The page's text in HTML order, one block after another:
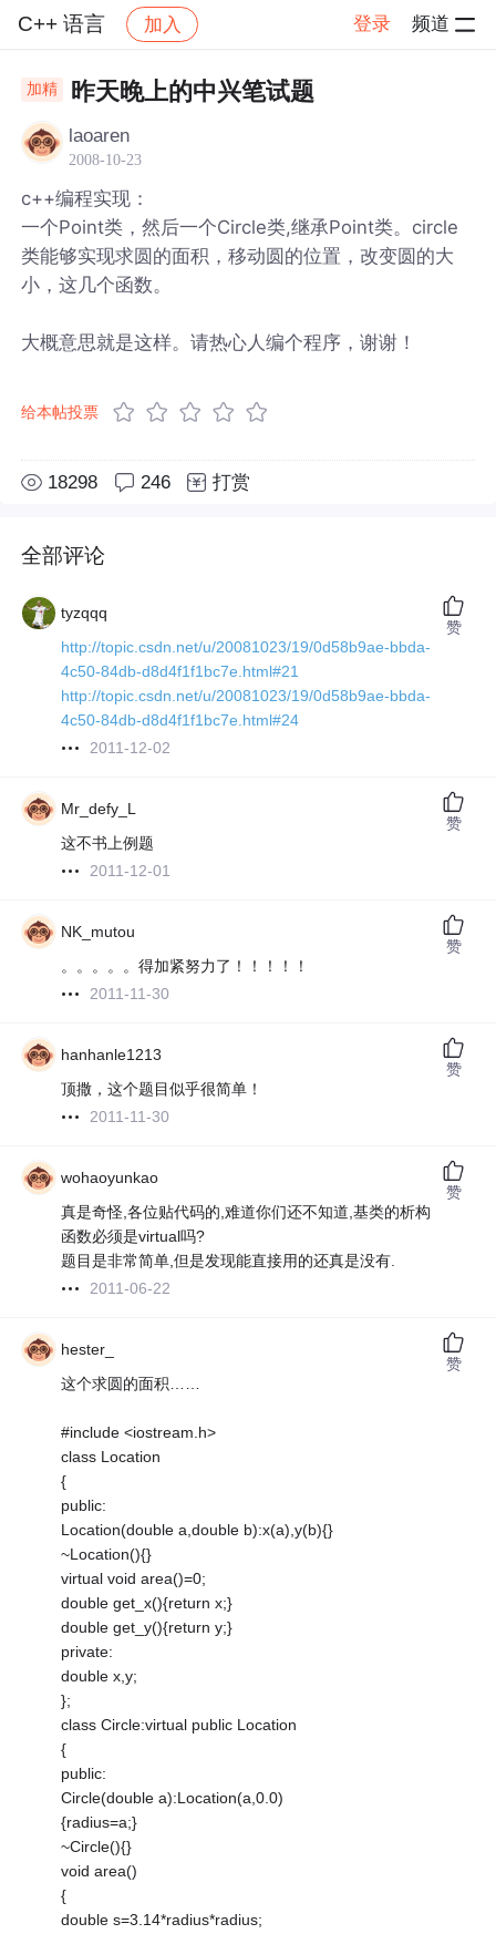
C++ 语言 加入 登录 频道
社区 C++ 语言 帖子详情
加精 昨天晚上的中兴笔试题
laoaren
2008-10-23
c++编程实现：
一个Point类，然后一个Circle类,继承Point类。circle
类能够实现求圆的面积，移动圆的位置，改变圆的大
小，这几个函数。
大概意思就是这样。请热心人编个程序，谢谢！
给本帖投票
18298 246 打赏
全部评论
tyzqqq
http://topic.csdn.net/u/20081023/19/0d58b9ae-bbda-
4c50-84db-d8d4f1f1bc7e.html#21
http://topic.csdn.net/u/20081023/19/0d58b9ae-bbda-
4c50-84db-d8d4f1f1bc7e.html#24
2011-12-02
赞
Mr_defy_L
这不书上例题
2011-12-01
赞
NK_mutou
。。。。。得加紧努力了！！！！！
2011-11-30
赞
hanhanle1213
顶撒，这个题目似乎很简单！
2011-11-30
赞
wohaoyunkao
真是奇怪,各位贴代码的,难道你们还不知道,基类的析构
函数必须是virtual吗?
题目是非常简单,但是发现能直接用的还真是没有.
2011-06-22
赞
hester_
这个求圆的面积……
#include <iostream.h>
class Location
{
public:
Location(double a,double b):x(a),y(b){}
~Location(){}
virtual void area()=0;
double get_x(){return x;}
double get_y(){return y;}
private:
double x,y;
};
class Circle:virtual public Location
{
public:
Circle(double a):Location(a,0.0)
{radius=a;}
~Circle(){}
void area()
{
double s=3.14*radius*radius;
赞